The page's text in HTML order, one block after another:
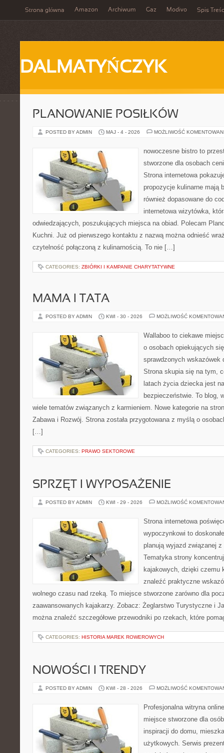
Strona główna Amazon Archiwum Gaz Modivo Spis
DALMATYŃCZYK
PLANOWANIE POSIŁKÓW
POSTED BY ADMIN MAJ - 4 - 2026 MOŻLIWOŚĆ
nowoczesne bistro to
stworzone dla osobach
Strona internetowa
propozycje kulinarne mają
również dopasowane do
internetowa wizytówka,
odwiedzających, poszukujących miejsca na obiad. Polecam
Kuchni. Już od pierwszego kontaktu z nazwą można odnieść
czytelność połączoną z kulinarnością. To nie […]
CATEGORIES: ZBIÓRKI I KAMPANIE CHARYTATYWNE
MAMA I TATA
POSTED BY ADMIN KWI - 30 - 2026 MOŻLIWOŚĆ
Wallaboo to ciekawe
o osobach opiekujących
sprawdzonych wskazówek
Strona skupia się na tym,
latach życia dziecka jest
bezpieczeństwie. To blog,
wiele tematów związanych z karmieniem. Nowe kategorie na
Zabawa i Rozwój. Strona została przygotowana z myślą o
[…]
CATEGORIES: PRAWO SEKTOROWE
SPRZĘT I WYPOSAŻENIE
POSTED BY ADMIN KWI - 29 - 2026 MOŻLIWOŚĆ
Strona internetowa
wypoczynkowi to
planują wyjazd związanej
Tematyka strony
kajakowych, dzięki czemu
znaleźć praktyczne
wolnego czasu nad rzeką. To miejsce stworzone zarówno dla
zaawansowanych kajakarzy. Zobacz: Żeglarstwo Turystyczne i
można znaleźć szczegółowe przewodniki po rzekach, które
CATEGORIES: HISTORIA MAREK ROWEROWYCH
NOWOŚCI I TRENDY
POSTED BY ADMIN KWI - 28 - 2026 MOŻLIWOŚĆ
Profesjonalna witryna
miejsce stworzone dla
inspiracji do domu,
użytkowych. Serwis